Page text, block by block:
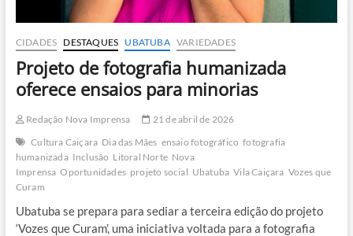
CIDADES DESTAQUES UBATUBA VARIEDADES
Projeto de fotografia humanizada
oferece ensaios para minorias
Redação Nova Imprensa
21 de abril de 2026
Cultura Caiçara Dia das Mães ensaio fotográfico fotografia
humanizada Inclusão Litoral Norte Nova
Imprensa Oportunidades projeto social Ubatuba Vila Caiçara Vozes que
Curam
Ubatuba se prepara para sediar a terceira edição do projeto
‘Vozes que Curam’, uma iniciativa voltada para a fotografia